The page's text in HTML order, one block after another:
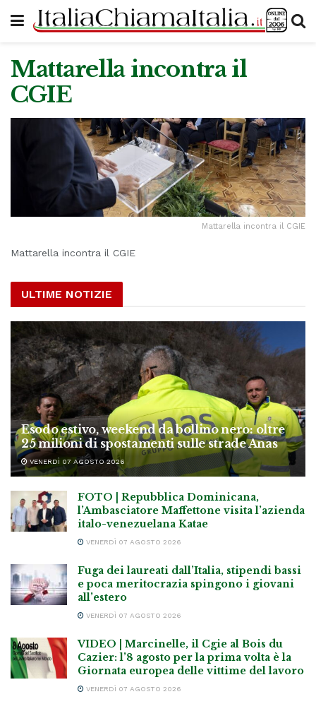
Mattarella incontra il
CGIE
Mattarella incontra il CGIE
Mattarella incontra il CGIE
ULTIME NOTIZIE
Esodo estivo, weekend da bollino nero: oltre
25 milioni di spostamenti sulle strade Anas
VENERDÌ 07 AGOSTO 2026
FOTO | Repubblica Dominicana,
l’Ambasciatore Maffettone visita l’azienda
italo-venezuelana Katae
VENERDÌ 07 AGOSTO 2026
Fuga dei laureati dall’Italia, stipendi bassi
e poca meritocrazia spingono i giovani
all’estero
VENERDÌ 07 AGOSTO 2026
VIDEO | Marcinelle, il Cgie al Bois du
Cazier: l’8 agosto per la prima volta è la
Giornata europea delle vittime del lavoro
VENERDÌ 07 AGOSTO 2026